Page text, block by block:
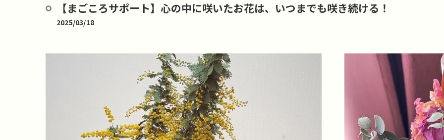
【まごころサポート】心の中に咲いたお花は、いつまでも咲き続ける！
2025/03/18